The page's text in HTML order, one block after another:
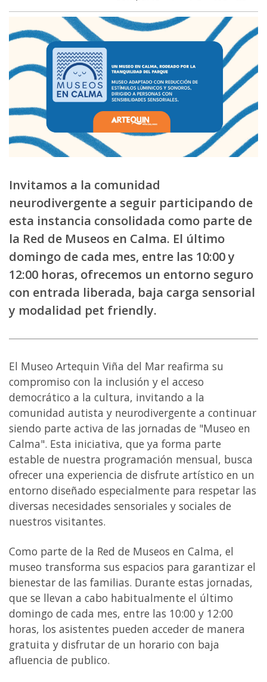
Invitamos a la comunidad
neurodivergente a seguir participando de
esta instancia consolidada como parte de
la Red de Museos en Calma. El último
domingo de cada mes, entre las 10:00 y
12:00 horas, ofrecemos un entorno seguro
con entrada liberada, baja carga sensorial
y modalidad pet friendly.
El Museo Artequin Viña del Mar reafirma su
compromiso con la inclusión y el acceso
democrático a la cultura, invitando a la
comunidad autista y neurodivergente a continuar
siendo parte activa de las jornadas de "Museo en
Calma". Esta iniciativa, que ya forma parte
estable de nuestra programación mensual, busca
ofrecer una experiencia de disfrute artístico en un
entorno diseñado especialmente para respetar las
diversas necesidades sensoriales y sociales de
nuestros visitantes.
Como parte de la Red de Museos en Calma, el
museo transforma sus espacios para garantizar el
bienestar de las familias. Durante estas jornadas,
que se llevan a cabo habitualmente el último
domingo de cada mes, entre las 10:00 y 12:00
horas, los asistentes pueden acceder de manera
gratuita y disfrutar de un horario con baja
afluencia de publico.